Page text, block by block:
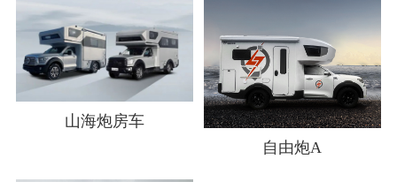
山海炮房车
自由炮A